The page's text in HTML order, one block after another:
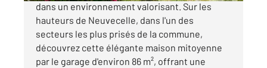
dans un environnement valorisant. Sur les
hauteurs de Neuvecelle, dans l'un des
secteurs les plus prisés de la commune,
découvrez cette élégante maison mitoyenne
par le garage d'environ 86 m², offrant une